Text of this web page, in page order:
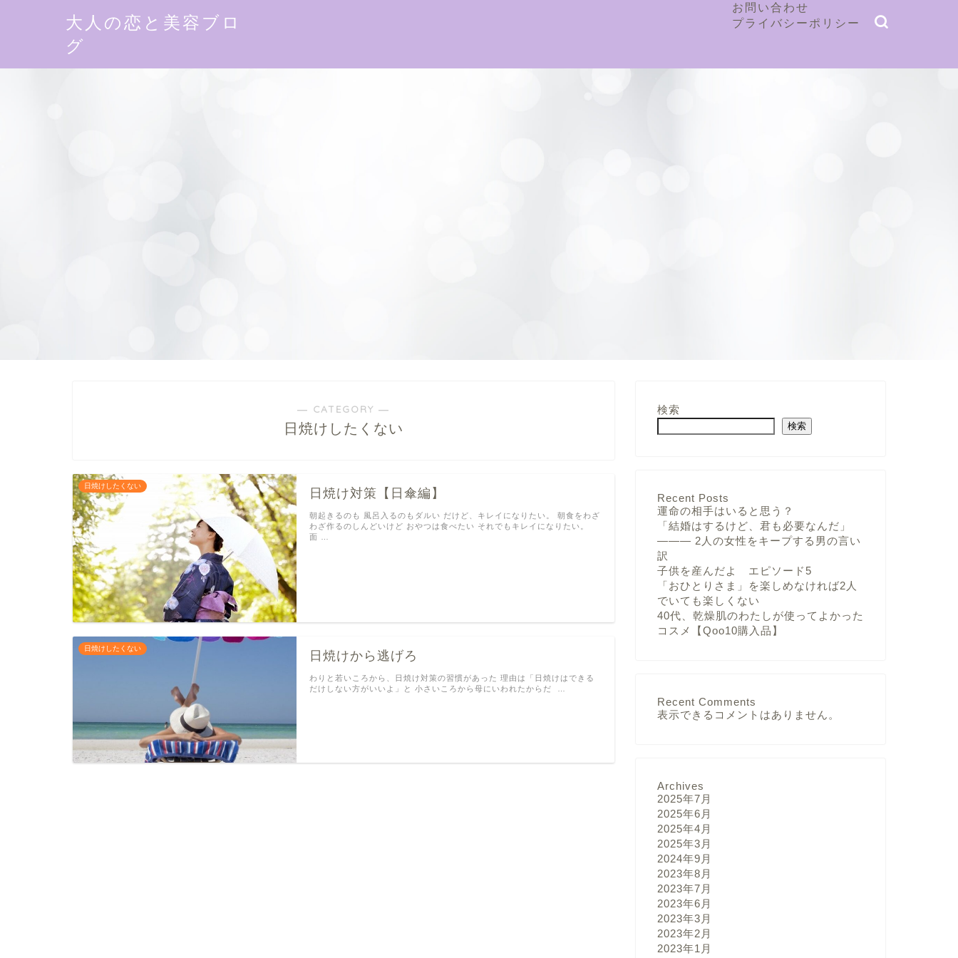
大人の恋と美容ブロ
グ
お問い合わせ
プライバシーポリシー
― CATEGORY ―
日焼けしたくない
日焼けしたくない
日焼け対策【日傘編】
朝起きるのも 風呂入るのもダルい だけど、キレイになりたい。 朝食をわざ
わざ作るのしんどいけど おやつは食べたい それでもキレイになりたい。
面 …
日焼けしたくない
日焼けから逃げろ
わりと若いころから、日焼け対策の習慣があった 理由は「日焼けはできる
だけしない方がいいよ」と 小さいころから母にいわれたからだ …
検索
検索
Recent Posts
運命の相手はいると思う？
「結婚はするけど、君も必要なんだ」
——— 2人の女性をキープする男の言い
訳
子供を産んだよ エピソード5
「おひとりさま」を楽しめなければ2人
でいても楽しくない
40代、乾燥肌のわたしが使ってよかった
コスメ【Qoo10購入品】
Recent Comments
表示できるコメントはありません。
Archives
2025年7月
2025年6月
2025年4月
2025年3月
2024年9月
2023年8月
2023年7月
2023年6月
2023年3月
2023年2月
2023年1月